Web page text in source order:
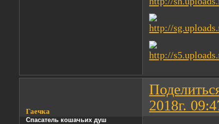
2018г.
Гаечка
Спасатель кошачьих душ